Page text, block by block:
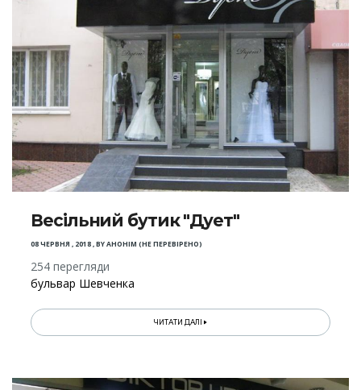
Весільний бутик "Дует"
08 ЧЕРВНЯ , 2018,BYАНОНІМ (НЕ ПЕРЕВІРЕНО)
254 перегляди
бульвар Шевченка
ЧИТАТИ ДАЛІ